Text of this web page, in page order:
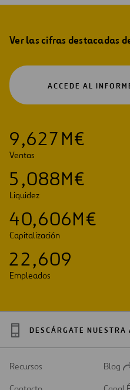
Ver las cifras destacadas
ACCEDE AL
9,627 M€
Ventas
5 ,088M€
Liquidez
40,606M€
Capitalización
22,609
Empleados
DESCÁRGATE NUESTRA
Recursos
Abrir
Blog